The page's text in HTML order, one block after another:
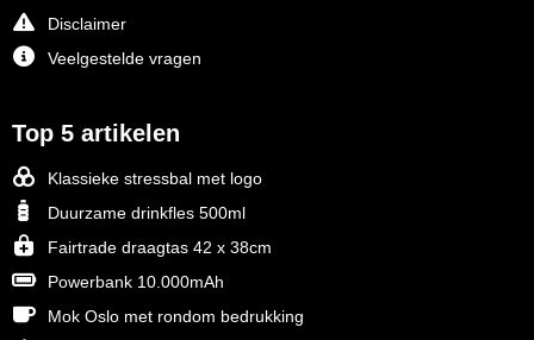
Disclaimer
Veelgestelde vragen
Top 5 artikelen
Klassieke stressbal met logo
Duurzame drinkfles 500ml
Fairtrade draagtas 42 x 38cm
Powerbank 10.000mAh
Mok Oslo met rondom bedrukking